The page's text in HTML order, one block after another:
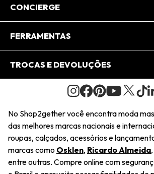
Sobre Nós
Journal
Saiu na Mídia
Sustentabilidade
CONCIERGE
Central de Relacionamento
Regulamento e Promoções
FERRAMENTAS
Minha Conta
Pedido de Presente
Wishlist
TROCAS E DEVOLUÇÕES
Condições Gerais
Troca Fácil
Restituição de Pagamento
Dúvidas Frequentes
No Shop2gether você encontra moda
das melhores marcas nacionais e
roupas, calçados, acessórios e
marcas como Osklen, Ricardo Almeida,
entre outras. Compre online com